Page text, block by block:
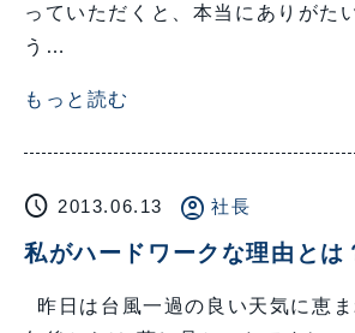
っていただくと、本当にありが
う…
もっと読む
schedule 2013.06.13 account_circle 社長
私がハードワークな理由とは
昨日は台風一過の良い天気に恵